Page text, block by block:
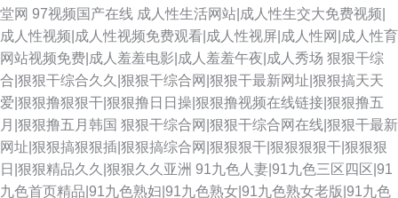
堂网 97视频国产在线 成人性生活网站|成人性生交大免费视频|
成人性视频|成人性视频免费观看|成人性视屏|成人性网|成人性育
网站视频免费|成人羞羞电影|成人羞羞午夜|成人秀场 狠狠干综
合|狠狠干综合久久|狠狠干综合网|狠狠干最新网址|狠狠搞天天
爱|狠狠撸狠狠干|狠狠撸日日操|狠狠撸视频在线链接|狠狠撸五
月|狠狠撸五月韩国 狠狠干综合网|狠狠干综合网在线|狠狠干最新
网址|狠狠搞狠狠插|狠狠搞综合网|狠狠狠干|狠狠狠狠干|狠狠狠
日|狠狠精品久久|狠狠久久亚洲 91九色人妻|91九色三区四区|91
九色首页精品|91九色熟妇|91九色熟女|91九色熟女老版|91九色